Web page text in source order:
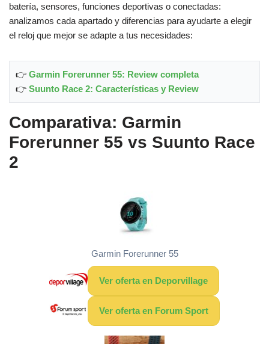
batería, sensores, funciones deportivas o conectadas:
analizamos cada apartado y diferencias para ayudarte a elegir
el reloj que mejor se adapte a tus necesidades:
👉 Garmin Forerunner 55: Review completa
👉 Suunto Race 2: Características y Review
Comparativa: Garmin
Forerunner 55 vs Suunto Race
2
Garmin Forerunner 55
Ver oferta en Deporvillage
Ver oferta en Forum Sport